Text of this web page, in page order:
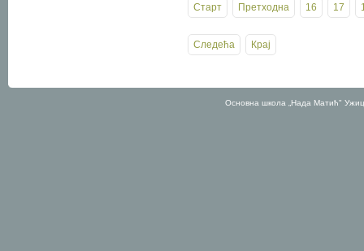
Старт Претходна 16 17
Следећа Крај
Основна школа „Нада Матић"